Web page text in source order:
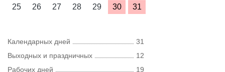
25
26 27 28 29 30 31
Календарных дней
31
Выходных и праздничных
12
Рабочих дней
19